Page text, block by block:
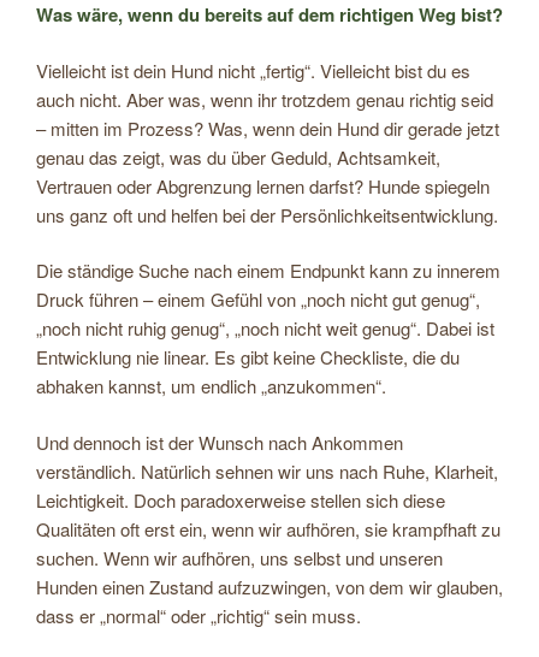
Was wäre, wenn du bereits auf dem richtigen Weg bist?
Vielleicht ist dein Hund nicht „fertig“. Vielleicht bist du es
auch nicht. Aber was, wenn ihr trotzdem genau richtig seid
– mitten im Prozess? Was, wenn dein Hund dir gerade jetzt
genau das zeigt, was du über Geduld, Achtsamkeit,
Vertrauen oder Abgrenzung lernen darfst? Hunde spiegeln
uns ganz oft und helfen bei der Persönlichkeitsentwicklung.
Die ständige Suche nach einem Endpunkt kann zu innerem
Druck führen – einem Gefühl von „noch nicht gut genug“,
„noch nicht ruhig genug“, „noch nicht weit genug“. Dabei ist
Entwicklung nie linear. Es gibt keine Checkliste, die du
abhaken kannst, um endlich „anzukommen“.
Und dennoch ist der Wunsch nach Ankommen
verständlich. Natürlich sehnen wir uns nach Ruhe, Klarheit,
Leichtigkeit. Doch paradoxerweise stellen sich diese
Qualitäten oft erst ein, wenn wir aufhören, sie krampfhaft zu
suchen. Wenn wir aufhören, uns selbst und unseren
Hunden einen Zustand aufzuzwingen, von dem wir glauben,
dass er „normal“ oder „richtig“ sein muss.